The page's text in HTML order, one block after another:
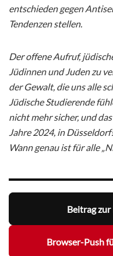
entschieden gegen
Tendenzen stellen.
Der offene Aufruf,
Jüdinnen und Juden zu
der Gewalt, die uns alle
Jüdische Studierende
nicht mehr sicher, und
Jahre 2024, in Düsseldorf!
Wann genau ist für alle
Beitrag
Browser-Push